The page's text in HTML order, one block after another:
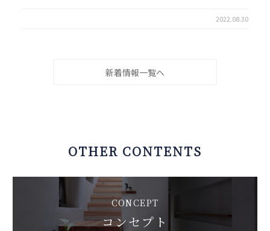
2022.08.30
新着情報一覧へ
OTHER CONTENTS
CONCEPT
コンセプト